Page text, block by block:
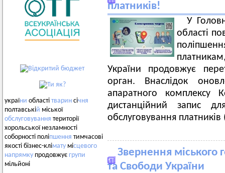
україни області тварин січня
полтавській міської
обслуговування території
хорольської незламності
соборності поліпшення тимчасові
якості бізнес-клімату місцевого
напрямку продовжує групи
мільйоні
платників!
У
області
України продовжує
орган. Внаслідок
апаратного комплексу
дистанційний запис
обслуговування
Звернення міського
та Свободи України